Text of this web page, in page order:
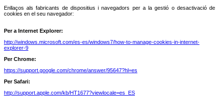
Enllaços als fabricants de dispositius i navegadors per a la gestió o desactivació de
cookies en el seu navegador:
Per a Internet Explorer:
http://windows.microsoft.com/es-es/windows7/how-to-manage-cookies-in-internet-
explorer-9
Per Chrome:
https://support.google.com/chrome/answer/95647?hl=es
Per Safari:
http://support.apple.com/kb/HT1677?viewlocale=es_ES